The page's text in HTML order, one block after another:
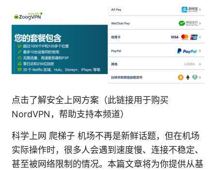
点击了解安全上网方案（此链接用于购买
NordVPN，帮助支持本频道）
科学上网 爬梯子 机场不再是新鲜话题，但在机场
实际操作时，很多人会遇到速度慢、连接不稳定、
甚至被网络限制的情况。本篇文章将为你提供从基